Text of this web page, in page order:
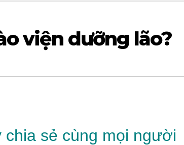
viện dưỡng lão?
chia sẻ cùng mọi người